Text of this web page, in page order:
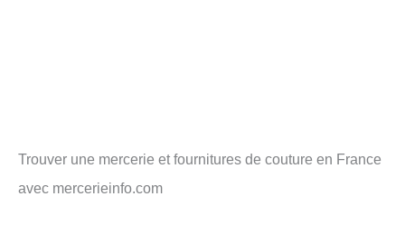
Trouver une mercerie et fournitures de couture en France
avec mercerieinfo.com